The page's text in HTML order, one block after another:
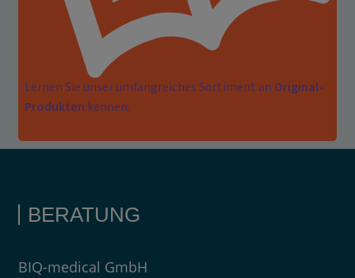
Lernen Sie unser umfangreiches Sortiment an Original-
Produkten kennen.
BERATUNG
BIQ-medical GmbH